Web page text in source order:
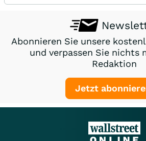
Abonnieren Sie unsere
und verpassen Sie nichts
Redaktion
Jetzt